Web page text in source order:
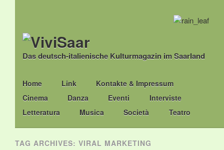
Das deutsch-italienische Kulturmagazin im Saarland
Main menu
Skip
to
content
Home Link
Kontakte & Impressum
Cinema
Danza Eventi
Interviste
Letteratura
Musica Società Teatro
TAG ARCHIVES: VIRAL MARKETING